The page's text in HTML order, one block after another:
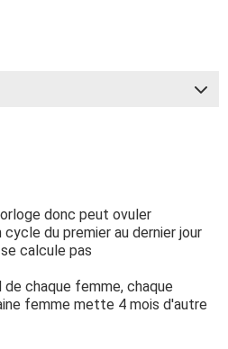
donc peut ovuler
du premier au dernier jour
calcule pas
chaque femme, chaque
femme mette 4 mois d'autre